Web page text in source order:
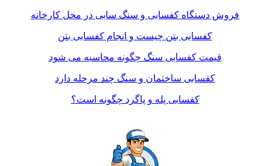
فروش دستگاه کفسابی و سنگ سابی در محل کارخانه
کفسابی بتن چیست و انجام کفسابی بتن
قیمت کفسابی سنگ چگونه محاسبه می شود
کفسابی ساختمان و سنگ چند مرحله دارد
کفسابی پله و پاگرد چگونه است؟